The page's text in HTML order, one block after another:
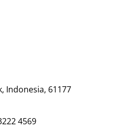
Indonesia, 61177
4569